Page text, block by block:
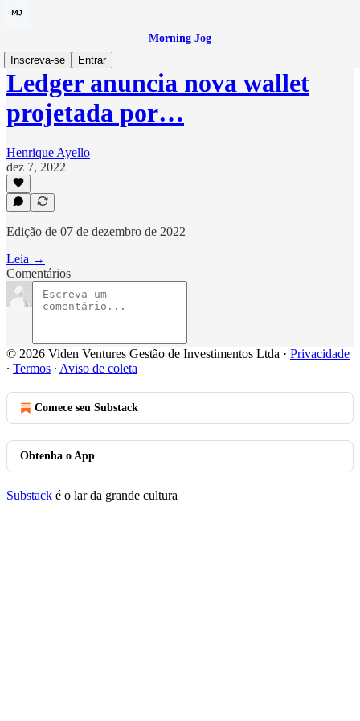
Morning Jog
Inscreva-se
Entrar
Ledger anuncia nova wallet
projetada por…
Henrique Ayello
dez 7, 2022
Edição de 07 de dezembro de 2022
Leia →
Comentários
© 2026 Viden Ventures Gestão de Investimentos Ltda · Privacidade
∙ Termos ∙ Aviso de coleta
Comece seu Substack
Obtenha o App
Substack é o lar da grande cultura